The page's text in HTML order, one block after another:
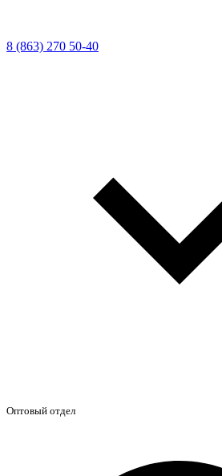
8 (863) 270 50-40
Оптовый отдел